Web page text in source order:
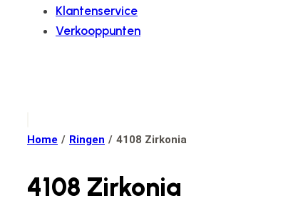
Klantenservice
Verkooppunten
Home / Ringen / 4108 Zirkonia
4108 Zirkonia